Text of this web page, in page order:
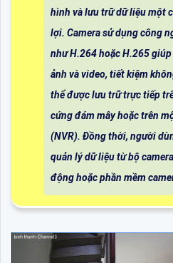
hình và lưu trữ dữ liệu một
lợi. Camera sử dụng công
như H.264 hoặc H.265
ảnh và video, tiết kiệm
thể được lưu trữ trực tiếp
cứng đám mây hoặc trên
(NVR). Đồng thời, người
quản lý dữ liệu từ bộ
động hoặc phần mềm